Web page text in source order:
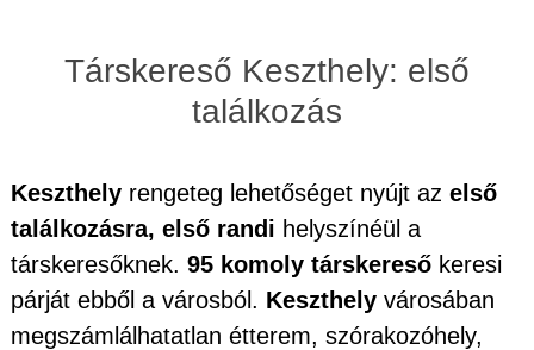
Társkereső Keszthely: első
találkozás
Keszthely rengeteg lehetőséget nyújt az első
találkozásra, első randi helyszínéül a
társkeresőknek. 95 komoly társkereső keresi
párját ebből a városból. Keszthely városában
megszámlálhatatlan étterem, szórakozóhely,